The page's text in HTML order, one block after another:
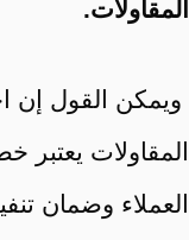
المقاولات.
ويمكن القول
المقاولات
العملاء وضمان